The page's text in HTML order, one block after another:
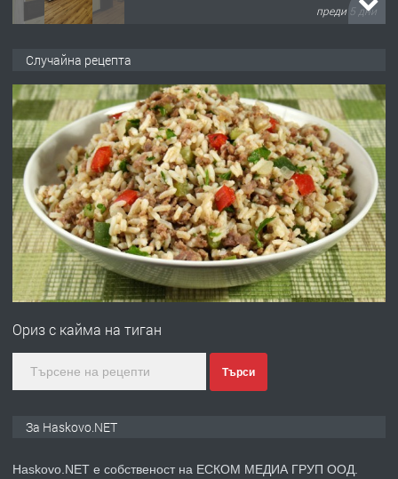
преди 5 дни
преди 5 дни
ПРЕДЛАГА
№4120 Магазин/Офис под наем в кв.
Любен Каравелов, Хасково-близо до
градската градина!
преди 5 дни
ПРЕДЛАГА
ПРОСТОРЕН ТРИСТАЕН
КУБА
Случайна рецепта
Ориз с кайма на тиган
Търси
За Haskovo.NET
Haskovo.NET е собственост на ЕСКОМ МЕДИА ГРУП ООД.